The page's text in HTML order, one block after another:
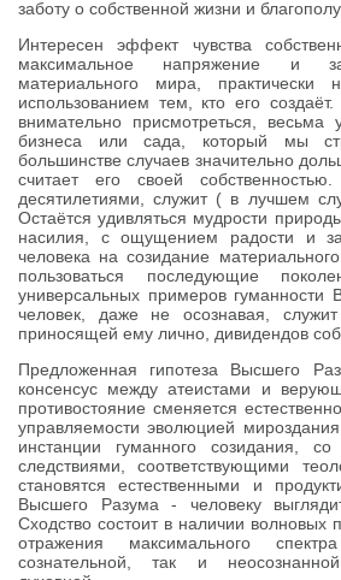
заботу о собственной жизни и
Интересен эффект чувства
максимальное напряжение и
материального мира, практически
использованием тем, кто его
внимательно присмотреться, весьма
бизнеса или сада, который мы
большинстве случаев значительно
считает его своей
десятилетиями, служит ( в лучшем
Остаётся удивляться мудрости
насилия, с ощущением радости и
человека на созидание
пользоваться последующие
универсальных примеров гуманности
человек, даже не осознавая,
приносящей ему лично, дивидендов
Предложенная гипотеза Высшего
консенсус между атеистами и
противостояние сменяется
управляемости эволюцией
инстанции гуманного созидания,
следствиями, соответствующими
становятся естественными и
Высшего Разума - человеку
Сходство состоит в наличии волновых
отражения максимального
сознательной, так и